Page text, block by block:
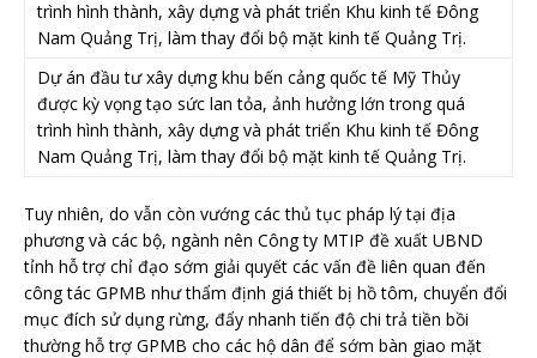
Dự án đầu tư xây dựng khu bến cảng quốc tế Mỹ Thủy
được kỳ vọng tạo sức lan tỏa, ảnh hưởng lớn trong quá
trình hình thành, xây dựng và phát triển Khu kinh tế Đông
Nam Quảng Trị, làm thay đổi bộ mặt kinh tế Quảng Trị.
Tuy nhiên, do vẫn còn vướng các thủ tục pháp lý tại địa
phương và các bộ, ngành nên Công ty MTIP đề xuất UBND
tỉnh hỗ trợ chỉ đạo sớm giải quyết các vấn đề liên quan đến
công tác GPMB như thẩm định giá thiết bị hồ tôm, chuyển đổi
mục đích sử dụng rừng, đẩy nhanh tiến độ chi trả tiền bồi
thường hỗ trợ GPMB cho các hộ dân để sớm bàn giao mặt